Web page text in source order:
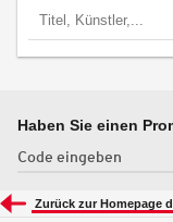
Haben Sie einen
Zurück zur Homepage